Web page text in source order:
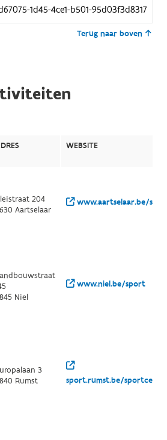
1d45-4ce1-b501-95d03f3d8317
Terug naar boven
WEBSITE
204
Aartselaar
www.aartselaar.be/
Niel
www.niel.be/sport
3
Rumst
sport.rumst.be/